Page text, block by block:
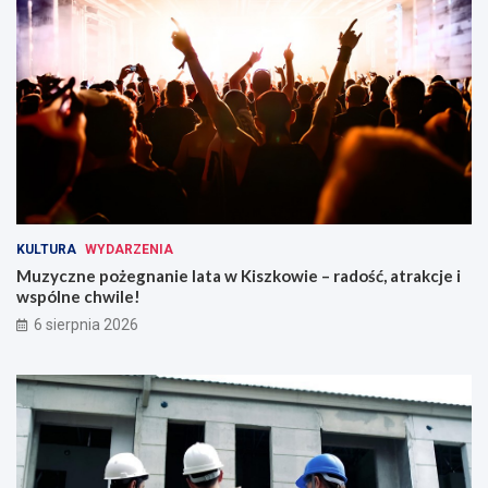
o
g
r
z
e
w
a
KULTURA WYDARZENIA
Muzyczne pożegnanie lata w Kiszkowie – radość, atrakcje i
wspólne chwile!
6 sierpnia 2026